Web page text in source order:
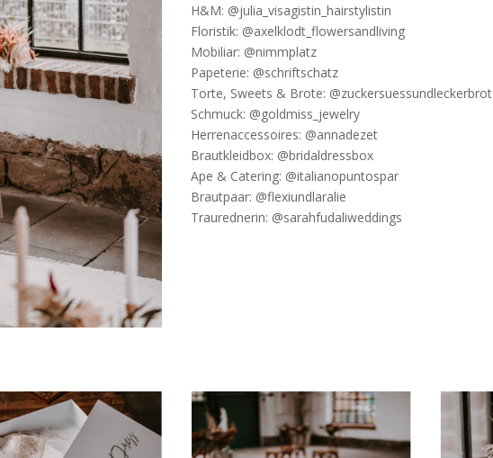
H&M: @julia_visagistin_hairstylistin
Floristik: @axelklodt_flowersandliving
Mobiliar: @nimmplatz
Papeterie: @schriftschatz
Torte, Sweets & Brote: @zuckersuessundleckerbrot
Schmuck: @goldmiss_jewelry
Herrenaccessoires: @annadezet
Brautkleidbox: @bridaldressbox
Ape & Catering: @italianopuntospar
Brautpaar: @flexiundlaralie
Traurednerin: @sarahfudaliweddings